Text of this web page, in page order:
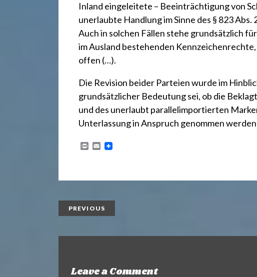
d
e
Inland eingeleitete – Beeinträchtigung von
unerlaubte Handlung im Sinne des § 823
Auch in solchen Fällen stehe grundsätzlich
im Ausland bestehenden
offen (…).
Die Revision beider Parteien wurde im
grundsätzlicher Bedeutung sei, ob die
und des unerlaubt parallelimportierten
Unterlassung in Anspruch genommen
E
PREVIOUS
Leave a Comment